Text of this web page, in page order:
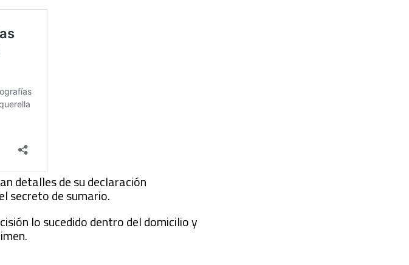
detalles de su declaración
secreto de sumario.
lo sucedido dentro del domicilio y